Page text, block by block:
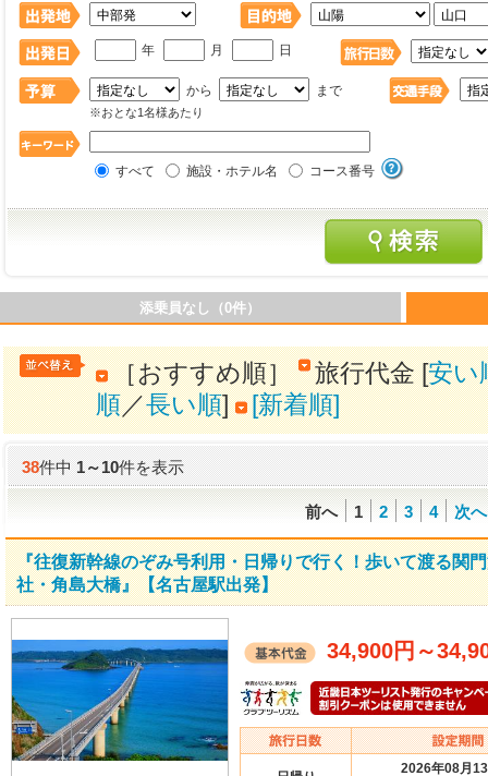
年 月 日
から まで
※おとな1名様あたり
すべて 施設・ホテル名 コース番号
添乗員なし（0件）
［おすすめ順］ 旅行代金 [安い
順／長い順] [新着順]
38件中1～10件を表示
前へ 1 2 3 4 次へ
『往復新幹線のぞみ号利用・日帰りで行く！歩いて渡る関
社・角島大橋』【名古屋駅出発】
34,900円 ～
2026年08月